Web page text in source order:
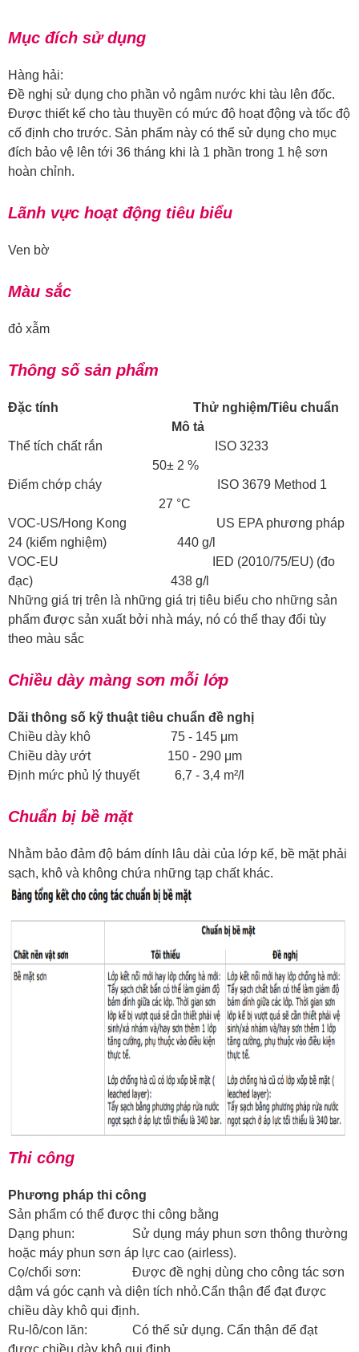
Mục đích sử dụng
Hàng hải:
Đề nghị sử dụng cho phần vỏ ngâm nước khi tàu lên đốc.
Được thiết kế cho tàu thuyền có mức độ hoạt động và tốc độ
cố định cho trước. Sản phẩm này có thể sử dụng cho mục
đích bảo vệ lên tới 36 tháng khi là 1 phần trong 1 hệ sơn
hoàn chỉnh.
Lãnh vực hoạt động tiêu biểu
Ven bờ
Màu sắc
đỏ xẫm
Thông số sản phẩm
Đặc tính Thử nghiệm/Tiêu chuẩn
Mô tả
Thể tích chất rắn ISO 3233
50± 2 %
Điểm chớp cháy ISO 3679 Method 1
27 °C
VOC-US/Hong Kong US EPA phương pháp
24 (kiểm nghiệm) 440 g/l
VOC-EU IED (2010/75/EU) (đo
đạc) 438 g/l
Những giá trị trên là những giá trị tiêu biểu cho những sản
phẩm được sản xuất bởi nhà máy, nó có thể thay đổi tùy
theo màu sắc
Chiều dày màng sơn mỗi lớp
Dãi thông số kỹ thuật tiêu chuẩn đề nghị
Chiều dày khô 75 - 145 μm
Chiều dày ướt 150 - 290 μm
Định mức phủ lý thuyết 6,7 - 3,4 m²/l
Chuẩn bị bề mặt
Nhằm bảo đảm độ bám dính lâu dài của lớp kế, bề mặt phải
sạch, khô và không chứa những tạp chất khác.
Thi công
Phương pháp thi công
Sản phẩm có thể được thi công bằng
Dạng phun: Sử dụng máy phun sơn thông thường
hoặc máy phun sơn áp lực cao (airless).
Cọ/chổi sơn: Được đề nghị dùng cho công tác sơn
dậm vá góc cạnh và diện tích nhỏ.Cẩn thận để đạt được
chiều dày khô qui định.
Ru-lô/con lăn: Có thể sử dụng. Cẩn thận để đạt